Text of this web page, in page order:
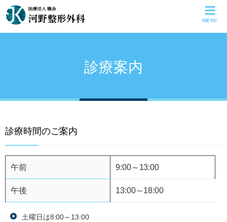
MENU
病院紹介
交通アクセス
診療案内
診療時間のご案内
午前 9:00～13:00
午後 13:00～18:00
土曜日は8:00～13:00